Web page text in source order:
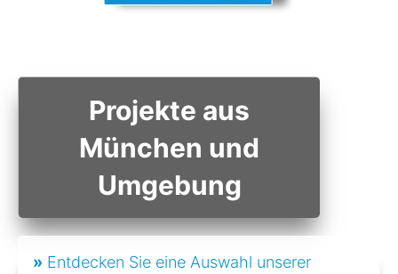
Projekte aus
München und
Umgebung
» Entdecken Sie eine Auswahl unserer